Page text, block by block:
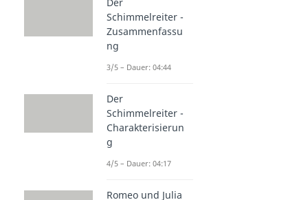
Schimmelreiter -
Zusammenfassu
ng
3/5 – Dauer: 04:44
Der
Schimmelreiter -
Charakterisierun
g
4/5 – Dauer: 04:17
Romeo und Julia